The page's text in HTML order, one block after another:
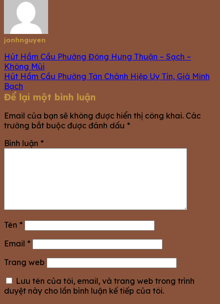
jonhnguyen
Hút Hầm Cầu Phường Đông Hưng Thuận – Sạch –
Không Mùi
Hút Hầm Cầu Phường Tân Chánh Hiệp Uy Tín, Giá Minh
Bạch
Để lại một bình luận
Email của bạn sẽ không được hiển thị công khai. Các
trường bắt buộc được đánh dấu *
Bình luận *
Tên *
Email *
Trang web
Lưu tên của tôi, email, và trang web trong trình
duyệt này cho lần bình luận kế tiếp của tôi.